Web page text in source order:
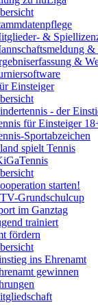
&
&
&
Einsteiger
- der
für Einsteiger
Sportabzeichen
spielt Tennis
starten!
Grundschulcup
im Ganztag
trainiert
fördern
ins Ehrenamt
gewinnen